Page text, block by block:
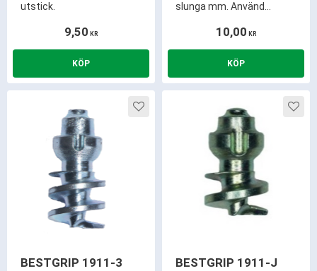
utstick.
9,50 KR
slunga mm. Använd
snökedjor. 3.2 mm utstick
och kräver endast ca 10.0
mm mönsterdjup.
10,00 KR
BESTGRIP 1911-3
Lägg till i favoriter
BESTGRIP 1911-J